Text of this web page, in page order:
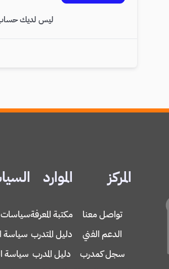
ليس لديك
المركز
تواصل معنا
الدعم الفني
سجل كمدرب
الموارد
مكتبة المعرفة
دليل المتدرب
دليل المدرب
سياسات
سياسة
سياسة